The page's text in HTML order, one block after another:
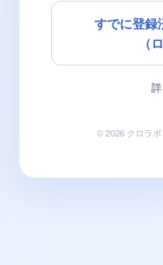
すでに登録
（
© 2026 クロラ